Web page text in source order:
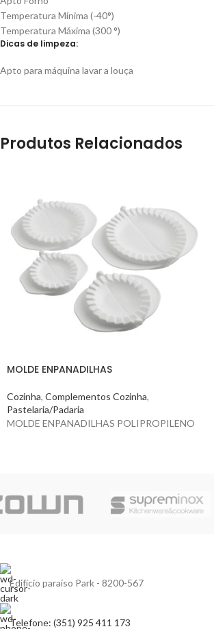
Temperatura Mínima (-40°)
Temperatura Máxima (300 °)
Dicas de limpeza:
Apto para máquina lavar a louça
Produtos Relacionados
MOLDE ENPANADILHAS
Cozinha, Complementos Cozinha,
Pastelaria/Padaria
MOLDE ENPANADILHAS POLIPROPILENO
Edifício paraíso Park - 8200-567
Telefone: (351) 925 411 173